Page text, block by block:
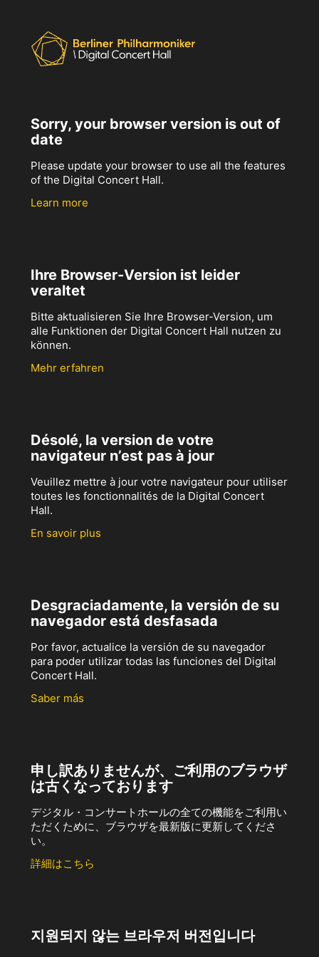
Sorry, your browser version is out of
date
Please update your browser to use all the features
of the Digital Concert Hall.
Learn more
Ihre Browser-Version ist leider
veraltet
Bitte aktualisieren Sie Ihre Browser-Version, um
alle Funktionen der Digital Concert Hall nutzen zu
können.
Mehr erfahren
Désolé, la version de votre
navigateur n’est pas à jour
Veuillez mettre à jour votre navigateur pour utiliser
toutes les fonctionnalités de la Digital Concert
Hall.
En savoir plus
Desgraciadamente, la versión de su
navegador está desfasada
Por favor, actualice la versión de su navegador
para poder utilizar todas las funciones del Digital
Concert Hall.
Saber más
申し訳ありませんが、ご利用のブラウザ
は古くなっております
デジタル・コンサートホールの全ての機能をご利用い
ただくために、ブラウザを最新版に更新してくださ
い。
詳細はこちら
지원되지 않는 브라우저 버전입니다